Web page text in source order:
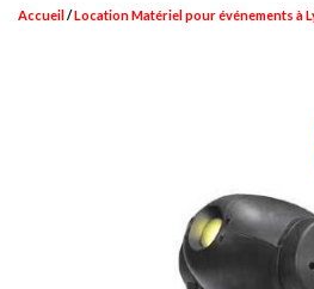
Accueil Location Matériel pour événements à